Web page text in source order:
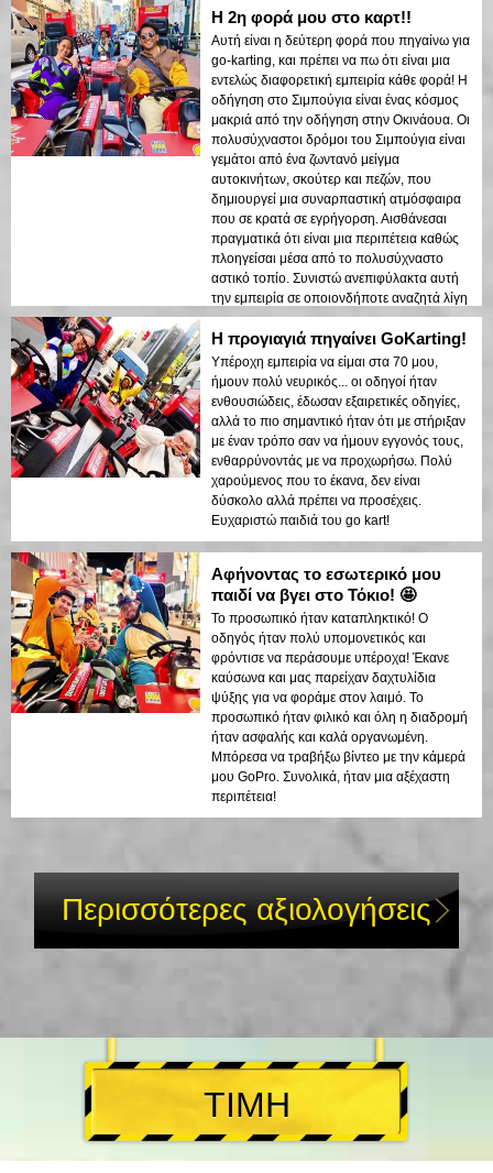
Η 2η φορά μου στο καρτ!!
Αυτή είναι η δεύτερη φορά που πηγαίνω για
go-karting, και πρέπει να πω ότι είναι μια
εντελώς διαφορετική εμπειρία κάθε φορά! Η
οδήγηση στο Σιμπούγια είναι ένας κόσμος
μακριά από την οδήγηση στην Οκινάουα. Οι
πολυσύχναστοι δρόμοι του Σιμπούγια είναι
γεμάτοι από ένα ζωντανό μείγμα
αυτοκινήτων, σκούτερ και πεζών, που
δημιουργεί μια συναρπαστική ατμόσφαιρα
που σε κρατά σε εγρήγορση. Αισθάνεσαι
πραγματικά ότι είναι μια περιπέτεια καθώς
πλοηγείσαι μέσα από το πολυσύχναστο
αστικό τοπίο. Συνιστώ ανεπιφύλακτα αυτή
την εμπειρία σε οποιονδήποτε αναζητά λίγη
διασκέδαση και αδρεναλίνη!
Η προγιαγιά πηγαίνει GoKarting!
Υπέροχη εμπειρία να είμαι στα 70 μου,
ήμουν πολύ νευρικός... οι οδηγοί ήταν
ενθουσιώδεις, έδωσαν εξαιρετικές οδηγίες,
αλλά το πιο σημαντικό ήταν ότι με στήριξαν
με έναν τρόπο σαν να ήμουν εγγονός τους,
ενθαρρύνοντάς με να προχωρήσω. Πολύ
χαρούμενος που το έκανα, δεν είναι
δύσκολο αλλά πρέπει να προσέχεις.
Ευχαριστώ παιδιά του go kart!
Αφήνοντας το εσωτερικό μου
παιδί να βγει στο Τόκιο! 🤩
Το προσωπικό ήταν καταπληκτικό! Ο
οδηγός ήταν πολύ υπομονετικός και
φρόντισε να περάσουμε υπέροχα! Έκανε
καύσωνα και μας παρείχαν δαχτυλίδια
ψύξης για να φοράμε στον λαιμό. Το
προσωπικό ήταν φιλικό και όλη η διαδρομή
ήταν ασφαλής και καλά οργανωμένη.
Μπόρεσα να τραβήξω βίντεο με την κάμερά
μου GoPro. Συνολικά, ήταν μια αξέχαστη
περιπέτεια!
Περισσότερες αξιολογήσεις
ΤΙΜΗ